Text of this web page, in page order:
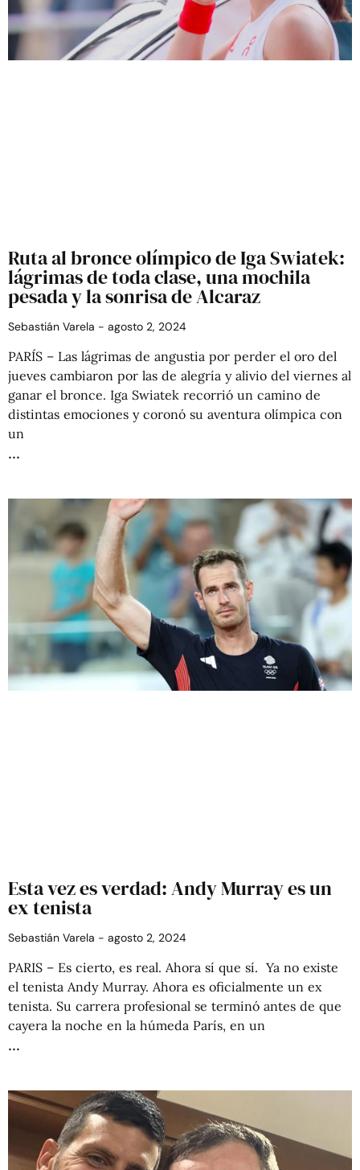
Ruta al bronce olímpico de Iga Swiatek:
lágrimas de toda clase, una mochila
pesada y la sonrisa de Alcaraz
Sebastián Varela agosto 2, 2024
PARÍS – Las lágrimas de angustia por perder el oro del
jueves cambiaron por las de alegría y alivio del viernes al
ganar el bronce. Iga Swiatek recorrió un camino de
distintas emociones y coronó su aventura olímpica con
un
Esta vez es verdad: Andy Murray es un
ex tenista
Sebastián Varela agosto 2, 2024
PARIS – Es cierto, es real. Ahora sí que sí. Ya no existe
el tenista Andy Murray. Ahora es oficialmente un ex
tenista. Su carrera profesional se terminó antes de que
cayera la noche en la húmeda París, en un